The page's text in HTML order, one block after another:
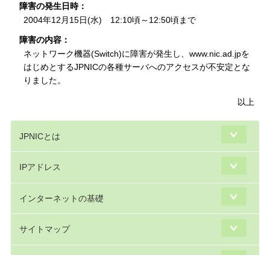
障害の発生日時：
2004年12月15日(水) 12:10頃～12:50頃まで
障害の内容：
ネットワーク機器(Switch)に障害が発生し、www.nic.ad.jpを
はじめとするJPNICの各種サーバへのアクセスが不安定とな
りました。
以上
JPNICとは
IPアドレス
インターネットの基礎
サイトマップ